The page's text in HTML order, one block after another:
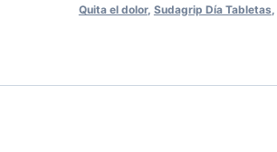
Quita el dolor, Sudagrip Día Tabletas